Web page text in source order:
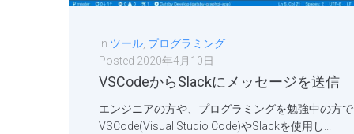
In ツール プログラミング
Posted 2020年4月10日
VSCodeからSlackにメッセージを送信
エンジニアの方や、プログラミングを勉強中の方
VSCode(Visual Studio Code)やSlackを使用し...